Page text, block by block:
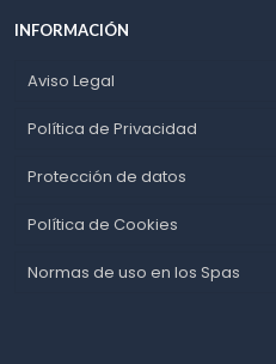
INFORMACIÓN
Aviso Legal
Política de Privacidad
Protección de datos
Política de Cookies
Normas de uso en los Spas